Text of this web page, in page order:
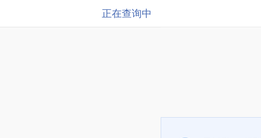
正在查询中